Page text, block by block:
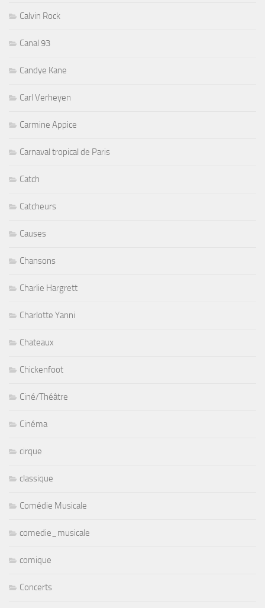
Calvin Rock
Canal 93
Candye Kane
Carl Verheyen
Carmine Appice
Carnaval tropical de Paris
Catch
Catcheurs
Causes
Chansons
Charlie Hargrett
Charlotte Yanni
Chateaux
Chickenfoot
Ciné/Théâtre
Cinéma
cirque
classique
Comédie Musicale
comedie_musicale
comique
Concerts